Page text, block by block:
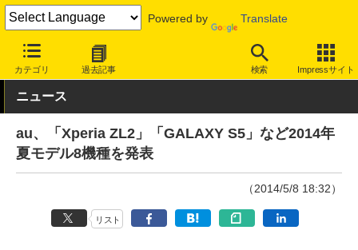
Powered by Translate
カテゴリ 過去記事 検索 Impressサイト
INTERNET Watch ハードウェア モバイル端末
ニュース
au、「Xperia ZL2」「GALAXY S5」など2014年
夏モデル8機種を発表
（2014/5/8 18:32）
リスト